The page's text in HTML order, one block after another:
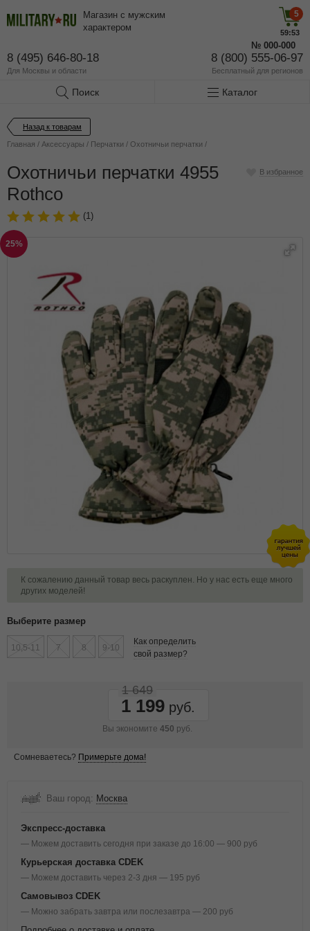
Магазин с мужским
характером
8 (495) 646-80-18
Для Москвы и области
8 (800) 555-06-97
Бесплатный для регионов
5
59:53
№ 000-000
Поиск Каталог
Назад к товарам
Главная / Аксессуары / Перчатки / Охотничьи перчатки /
Охотничьи перчатки 4955
Rothco
(1)
В избранное
25%
К сожалению данный товар весь раскуплен. Но у нас есть еще много
других моделей!
Выберите размер
10,5-11 7 8 9-10
Как определить
свой размер?
1 199
1 649
Вы экономите 450 руб.
Сомневаетесь? Примерьте дома!
Ваш город: Москва
Экспресс-доставка
— Можем доставить сегодня при заказе до 16:00 — 900 руб
Курьерская доставка CDEK
— Можем доставить через 2-3 дня — 195 руб
Самовывоз CDEK
— Можно забрать завтра или послезавтра — 200 руб